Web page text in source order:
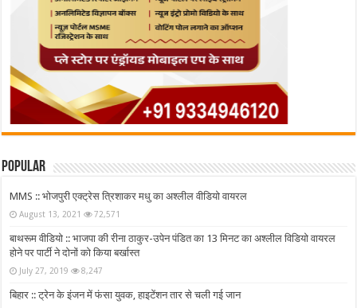
Popular
MMS :: भोजपुरी एक्ट्रेस त्रिशाकर मधु का अश्लील वीडियो वायरल
August 13, 2021 72,571
बाथरूम वीडियो :: भाजपा की रीना ठाकुर-उपेन पंडित का 13 मिनट का अश्लील विडियो वायरल
होने पर पार्टी ने दोनों को किया बर्खास्त
July 27, 2019 8,247
बिहार :: ट्रेन के इंजन में फंसा युवक, हाइटेंशन तार से चली गई जान